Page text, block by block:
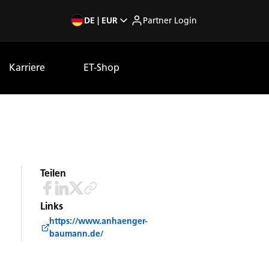
DE | EUR Partner Login
Karriere ET-Shop
Teilen
Links
https://www.anhaenger-
baumann.de/